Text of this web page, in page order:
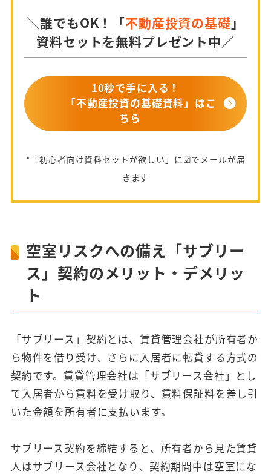
＼誰でもOK！「不動産投資の基礎 」
資料セットを無料プレゼント中／
10秒で手に入る！
「不動産投資の基礎資料」はこ
ちら
*「初心者向け資料セットが欲しい」に☑でメールが届
きます
空室リスクへの備え「サブリー
ス」契約のメリット・デメリッ
ト
「サブリース」契約とは、賃貸管理会社が所有者か
ら物件を借り受け、さらに入居者に転貸する方式の
契約です。賃貸管理会社は「サブリース会社」とし
て入居者から賃料を受け取り、賃料保証料を差し引
いた金額を所有者に支払います。
サブリース契約を締結すると、所有者から見た賃貸
人はサブリース会社となり、契約期間中は空室にな